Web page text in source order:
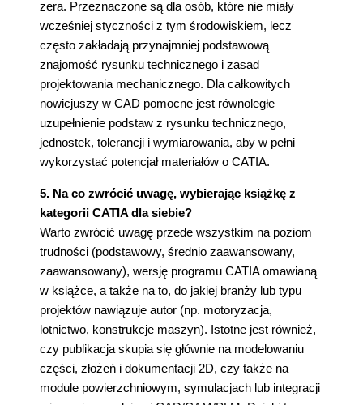
zera. Przeznaczone są dla osób, które nie miały
wcześniej styczności z tym środowiskiem, lecz
często zakładają przynajmniej podstawową
znajomość rysunku technicznego i zasad
projektowania mechanicznego. Dla całkowitych
nowicjuszy w CAD pomocne jest równoległe
uzupełnienie podstaw z rysunku technicznego,
jednostek, tolerancji i wymiarowania, aby w pełni
wykorzystać potencjał materiałów o CATIA.
5. Na co zwrócić uwagę, wybierając książkę z
kategorii CATIA dla siebie?
Warto zwrócić uwagę przede wszystkim na poziom
trudności (podstawowy, średnio zaawansowany,
zaawansowany), wersję programu CATIA omawianą
w książce, a także na to, do jakiej branży lub typu
projektów nawiązuje autor (np. motoryzacja,
lotnictwo, konstrukcje maszyn). Istotne jest również,
czy publikacja skupia się głównie na modelowaniu
części, złożeń i dokumentacji 2D, czy także na
module powierzchniowym, symulacjach lub integracji